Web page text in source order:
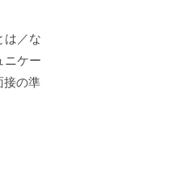
は／な
ニケー
接の準